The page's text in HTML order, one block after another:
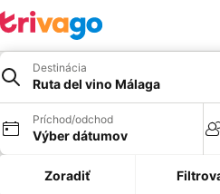
Destinácia
Ruta del vino Málaga
Príchod/odchod
Výber dátumov
Zoradiť